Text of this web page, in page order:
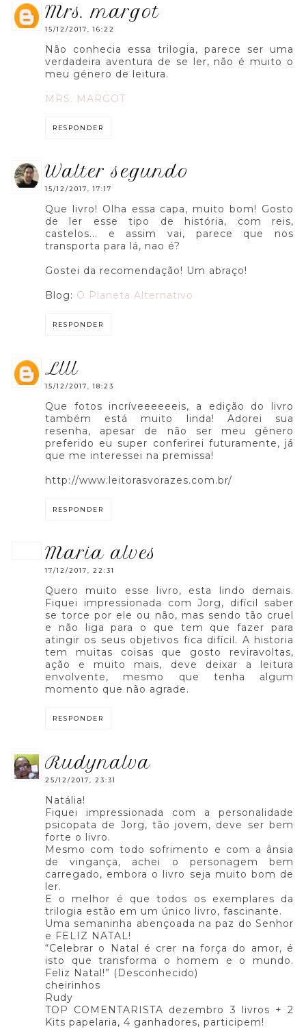
mrs. margot
15/12/2017, 16:22
Não conhecia essa trilogia, parece ser uma
verdadeira aventura de se ler, não é muito o
meu género de leitura.
MRS. MARGOT
RESPONDER
walter segundo
15/12/2017, 17:17
Que livro! Olha essa capa, muito bom! Gosto
de ler esse tipo de história, com reis,
castelos... e assim vai, parece que nos
transporta para lá, nao é?
Gostei da recomendação! Um abraço!
Blog: O Planeta Alternativo
RESPONDER
llll
15/12/2017, 18:23
Que fotos incríveeeeeeis, a edição do livro
também está muito linda! Adorei sua
resenha, apesar de não ser meu gênero
preferido eu super conferirei futuramente, já
que me interessei na premissa!
http://www.leitorasvorazes.com.br/
RESPONDER
maria alves
17/12/2017, 22:31
Quero muito esse livro, esta lindo demais.
Fiquei impressionada com Jorg, difícil saber
se torce por ele ou não, mas sendo tão cruel
e não liga para o que tem que fazer para
atingir os seus objetivos fica difícil. A historia
tem muitas coisas que gosto reviravoltas,
ação e muito mais, deve deixar a leitura
envolvente, mesmo que tenha algum
momento que não agrade.
RESPONDER
rudynalva
25/12/2017, 23:31
Natália!
Fiquei impressionada com a personalidade
psicopata de Jorg, tão jovem, deve ser bem
forte o livro.
Mesmo com todo sofrimento e com a ânsia
de vingança, achei o personagem bem
carregado, embora o livro seja muito bom de
ler.
E o melhor é que todos os exemplares da
trilogia estão em um único livro, fascinante.
Uma semaninha abençoada na paz do Senhor
e FELIZ NATAL!
“Celebrar o Natal é crer na força do amor, é
isto que transforma o homem e o mundo.
Feliz Natal!” (Desconhecido)
cheirinhos
Rudy
TOP COMENTARISTA dezembro 3 livros + 2
Kits papelaria, 4 ganhadores, participem!